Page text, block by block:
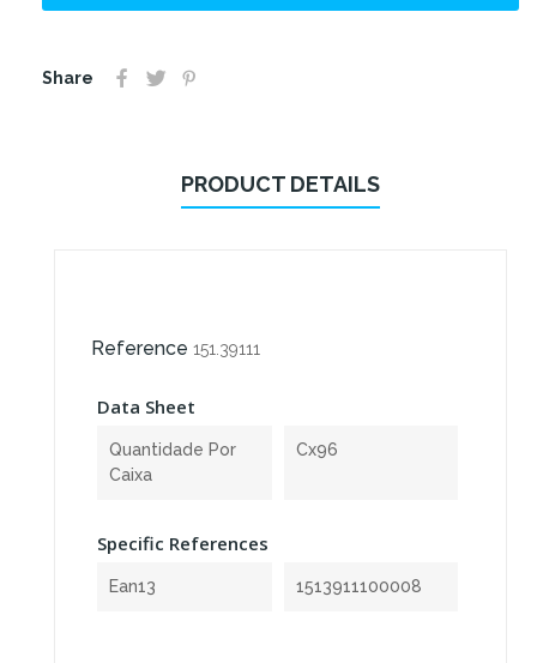
Share
PRODUCT DETAILS
Reference 151.39111
Data Sheet
Quantidade Por
Caixa
Cx96
Specific References
Ean13 1513911100008